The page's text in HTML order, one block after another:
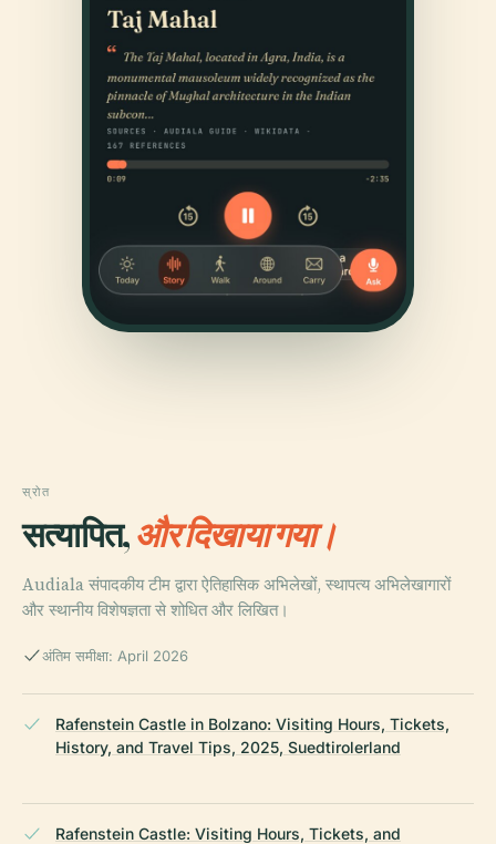
स्रोत
सत्यापित,और दिखाया गया।
Audiala संपादकीय टीम द्वारा ऐतिहासिक अभिलेखों, स्थापत्य अभिलेखागारों
और स्थानीय विशेषज्ञता से शोधित और लिखित।
अंतिम समीक्षा: April 2026
Rafenstein Castle in Bolzano: Visiting Hours, Tickets,
History, and Travel Tips, 2025, Suedtirolerland
Rafenstein Castle: Visiting Hours, Tickets, and